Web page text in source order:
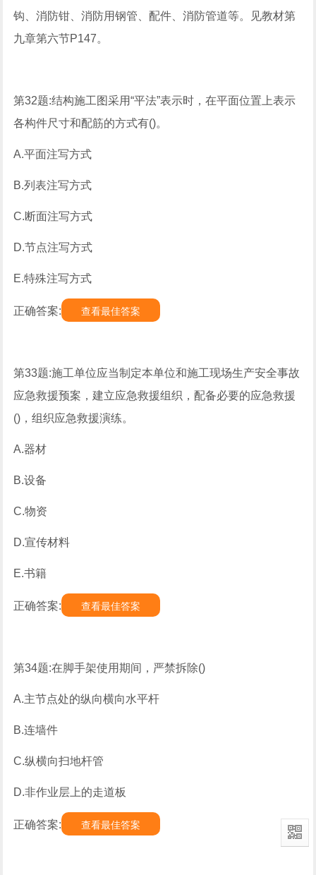
钩、消防钳、消防用钢管、配件、消防管道等。见教材第
九章第六节P147。
第32题:结构施工图采用“平法”表示时，在平面位置上表示
各构件尺寸和配筋的方式有()。
A.平面注写方式
B.列表注写方式
C.断面注写方式
D.节点注写方式
E.特殊注写方式
正确答案: 查看最佳答案
第33题:施工单位应当制定本单位和施工现场生产安全事故
应急救援预案，建立应急救援组织，配备必要的应急救援
()，组织应急救援演练。
A.器材
B.设备
C.物资
D.宣传材料
E.书籍
正确答案: 查看最佳答案
第34题:在脚手架使用期间，严禁拆除()
A.主节点处的纵向横向水平杆
B.连墙件
C.纵横向扫地杆管
D.非作业层上的走道板
正确答案: 查看最佳答案